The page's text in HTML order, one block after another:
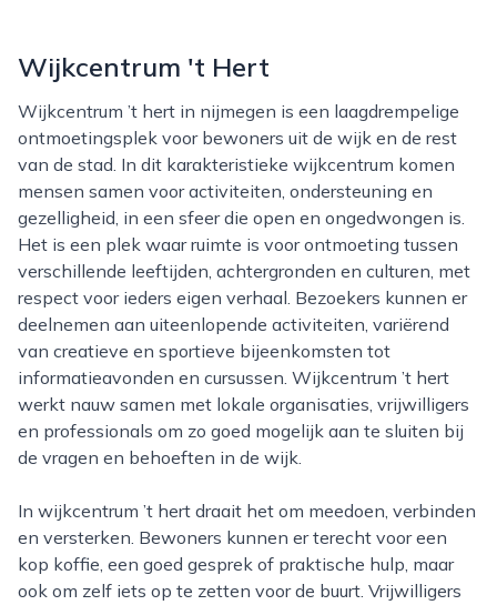
Wijkcentrum 't Hert
Wijkcentrum ’t hert in nijmegen is een laagdrempelige
ontmoetingsplek voor bewoners uit de wijk en de rest
van de stad. In dit karakteristieke wijkcentrum komen
mensen samen voor activiteiten, ondersteuning en
gezelligheid, in een sfeer die open en ongedwongen is.
Het is een plek waar ruimte is voor ontmoeting tussen
verschillende leeftijden, achtergronden en culturen, met
respect voor ieders eigen verhaal. Bezoekers kunnen er
deelnemen aan uiteenlopende activiteiten, variërend
van creatieve en sportieve bijeenkomsten tot
informatieavonden en cursussen. Wijkcentrum ’t hert
werkt nauw samen met lokale organisaties, vrijwilligers
en professionals om zo goed mogelijk aan te sluiten bij
de vragen en behoeften in de wijk.
In wijkcentrum ’t hert draait het om meedoen, verbinden
en versterken. Bewoners kunnen er terecht voor een
kop koffie, een goed gesprek of praktische hulp, maar
ook om zelf iets op te zetten voor de buurt. Vrijwilligers